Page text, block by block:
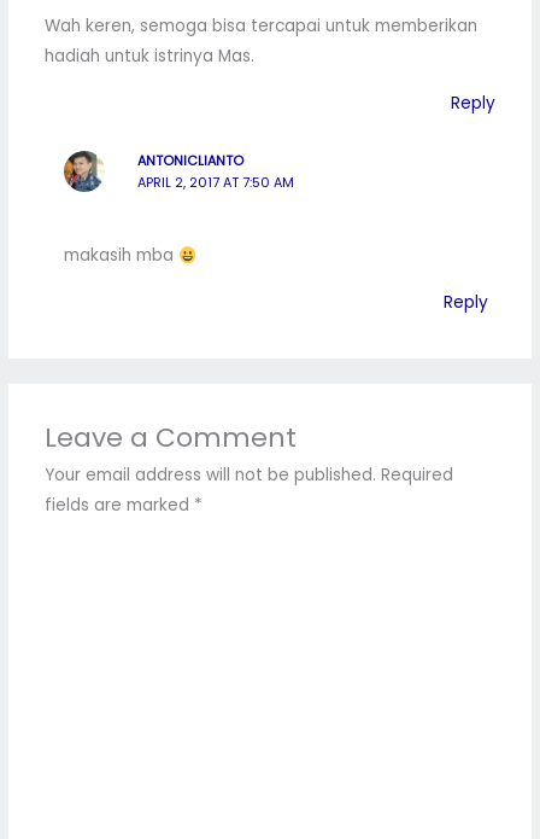
Wah keren, semoga bisa tercapai untuk memberikan
hadiah untuk istrinya Mas.
Reply
ANTONICLIANTO
APRIL 2, 2017 AT 7:50 AM
makasih mba
Reply
Leave a Comment
Your email address will not be published. Required
fields are marked *